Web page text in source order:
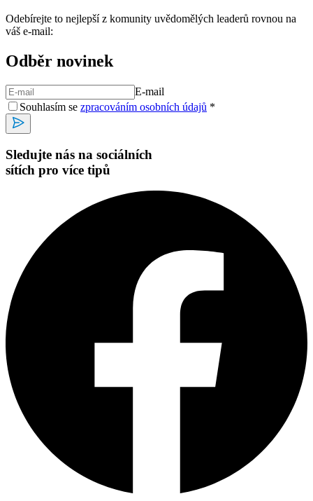
Odebírejte to nejlepší z komunity uvědomělých leaderů rovnou na
váš e-mail:
Odběr novinek
E-mail
Souhlasím se zpracováním osobních údajů *
Sledujte nás na sociálních
sítích pro více tipů